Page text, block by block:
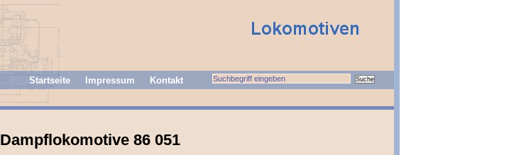
Startseite Impressum Kontakt
Dampflokomotive 86 051